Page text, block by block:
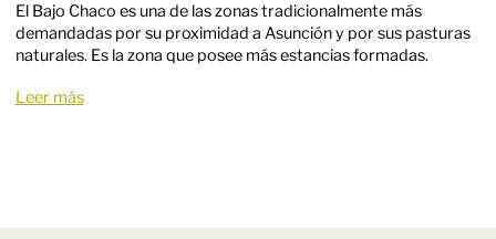
El Bajo Chaco es una de las zonas tradicionalmente más
demandadas por su proximidad a Asunción y por sus pasturas
naturales. Es la zona que posee más estancias formadas.
Leer más